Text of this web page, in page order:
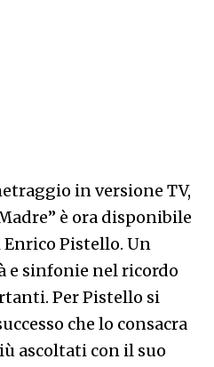
in versione TV,
è ora disponibile
Enrico Pistello. Un
e sinfonie nel ricordo
Per Pistello si
che lo consacra
ascoltati con il suo